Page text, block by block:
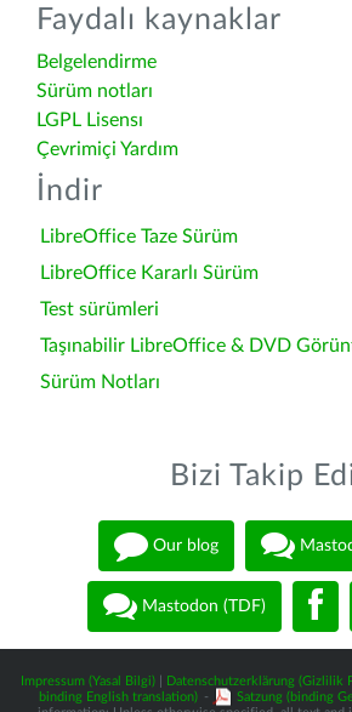
Faydalı kaynaklar
Belgelendirme
Sürüm notları
LGPL Lisensı
Çevrimiçi Yardım
İndir
LibreOffice Taze Sürüm
LibreOffice Kararlı Sürüm
Test sürümleri
Taşınabilir LibreOffice & DVD
Sürüm Notları
Bizi Takip
Our blog
Mastodon (TDF)
Impressum (Yasal Bilgi) Datenschutzerklärung (Gizlilik
binding English translation) - Satzung (binding